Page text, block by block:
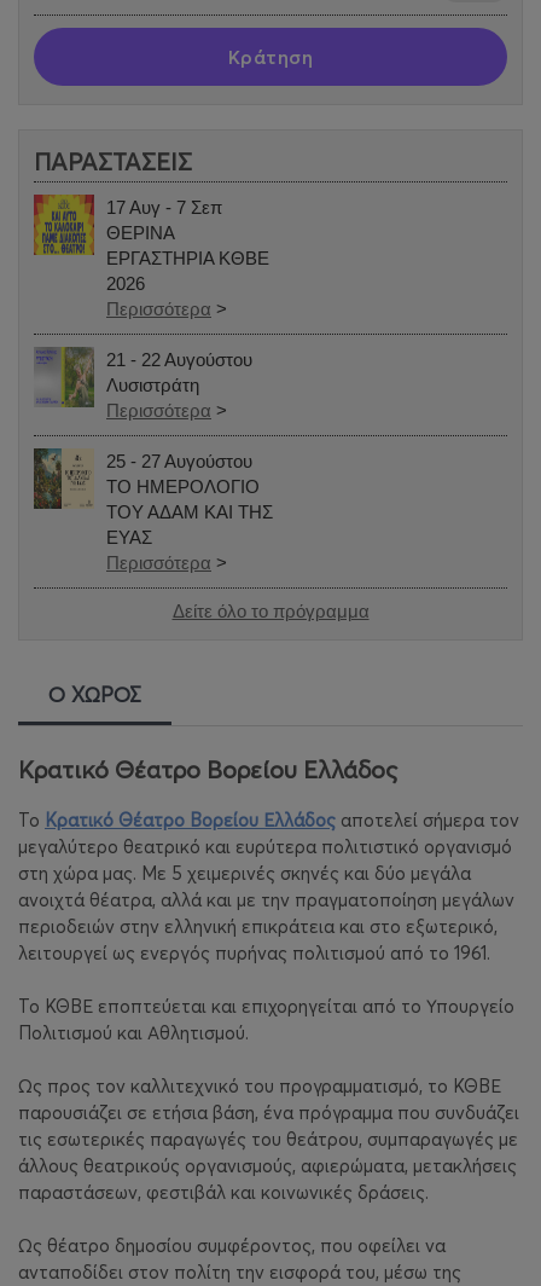
Κράτηση
ΠΑΡΑΣΤΑΣΕΙΣ
17 Αυγ - 7 Σεπ
ΘΕΡΙΝΑ
ΕΡΓΑΣΤΗΡΙΑ ΚΘΒΕ
2026
Περισσότερα >
21 - 22 Αυγούστου
Λυσιστράτη
Περισσότερα >
25 - 27 Αυγούστου
ΤΟ ΗΜΕΡΟΛΟΓΙΟ
ΤΟΥ ΑΔΑΜ ΚΑΙ ΤΗΣ
ΕΥΑΣ
Περισσότερα >
Δείτε όλο το πρόγραμμα
Ο ΧΩΡΟΣ
Κρατικό Θέατρο Βορείου Ελλάδος
Το Κρατικό Θέατρο Βορείου Ελλάδος αποτελεί σήμερα τον
μεγαλύτερο θεατρικό και ευρύτερα πολιτιστικό οργανισμό
στη χώρα μας. Με 5 χειμερινές σκηνές και δύο μεγάλα
ανοιχτά θέατρα, αλλά και με την πραγματοποίηση μεγάλων
περιοδειών στην ελληνική επικράτεια και στο εξωτερικό,
λειτουργεί ως ενεργός πυρήνας πολιτισμού από το 1961.
Το ΚΘΒΕ εποπτεύεται και επιχορηγείται από το Υπουργείο
Πολιτισμού και Αθλητισμού.
Ως προς τον καλλιτεχνικό του προγραμματισμό, το ΚΘΒΕ
παρουσιάζει σε ετήσια βάση, ένα πρόγραμμα που συνδυάζει
τις εσωτερικές παραγωγές του θεάτρου, συμπαραγωγές με
άλλους θεατρικούς οργανισμούς, αφιερώματα, μετακλήσεις
παραστάσεων, φεστιβάλ και κοινωνικές δράσεις.
Ως θέατρο δημοσίου συμφέροντος, που οφείλει να
ανταποδίδει στον πολίτη την εισφορά του, μέσω της